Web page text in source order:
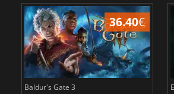
36.40€
Baldur's Gate 3